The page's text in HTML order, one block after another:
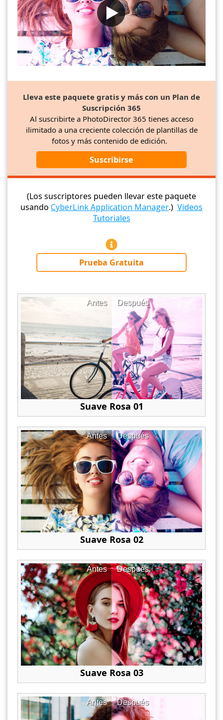
Lleva este paquete gratis y más con un Plan de
Suscripción 365
Al suscribirte a PhotoDirector 365 tienes acceso
ilimitado a una creciente colección de plantillas de
fotos y más contenido de edición.
Suscribirse
(Los suscriptores pueden llevar este paquete
usando CyberLink Application Manager.) Videos
Tutoriales
Prueba Gratuita
Después
Antes
Suave Rosa 01
Después
Antes
Suave Rosa 02
Después
Antes
Suave Rosa 03
Después
Antes